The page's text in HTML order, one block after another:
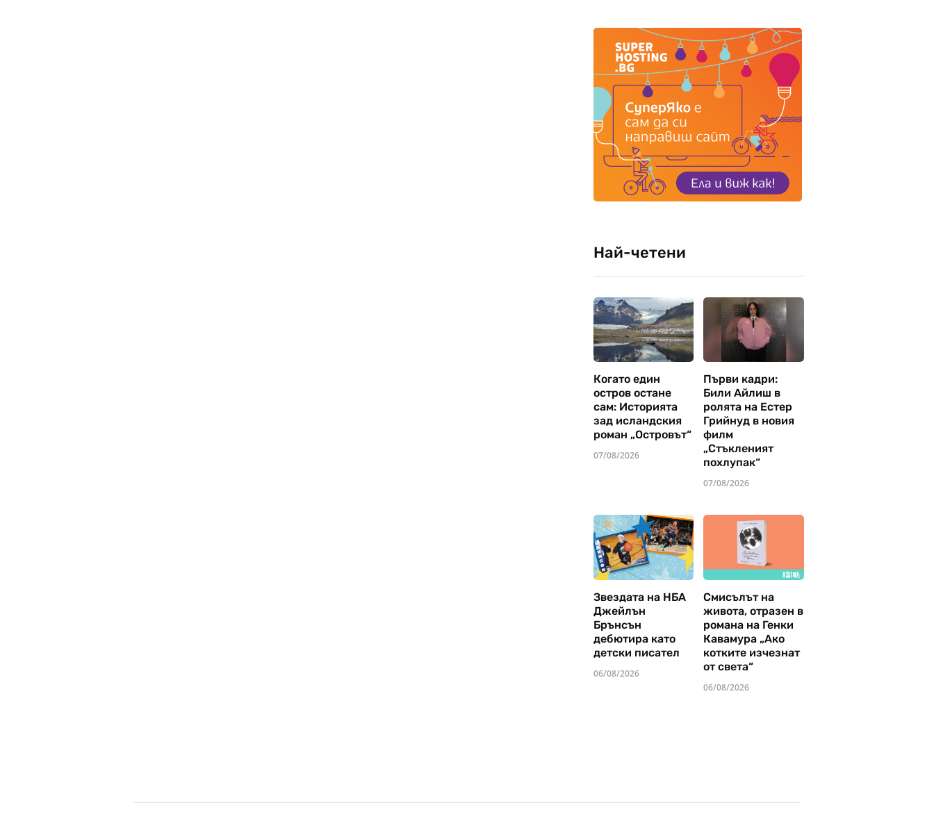
Най-четени
Когато един
остров остане
сам: Историята
зад исландския
роман „Островът“
07/08/2026
Първи кадри:
Били Айлиш в
ролята на Естер
Грийнуд в новия
филм
„Стъкленият
похлупак“
07/08/2026
Звездата на НБА
Джейлън
Брънсън
дебютира като
детски писател
06/08/2026
Смисълът на
живота, отразен в
романа на Генки
Кавамура „Ако
котките изчезнат
от света“
06/08/2026